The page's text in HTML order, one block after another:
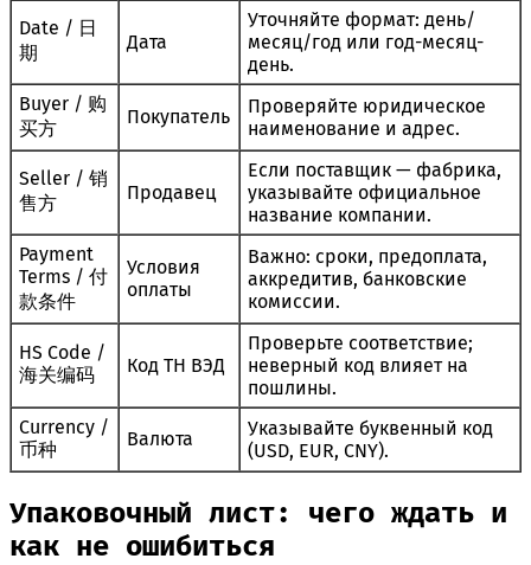
Date / 日
期
Дата
Уточняйте формат: день/
месяц/год или год-месяц-
день.
Buyer / 购
买方
Покупатель
Проверяйте юридическое
наименование и адрес.
Seller / 销
售方
Продавец
Если поставщик — фабрика,
указывайте официальное
название компании.
Payment
Terms / 付
款条件
Условия
оплаты
Важно: сроки, предоплата,
аккредитив, банковские
комиссии.
HS Code /
海关编码
Код ТН ВЭД
Проверьте соответствие;
неверный код влияет на
пошлины.
Currency /
币种
Валюта
Указывайте буквенный код
(USD, EUR, CNY).
Упаковочный лист: чего ждать и
как не ошибиться